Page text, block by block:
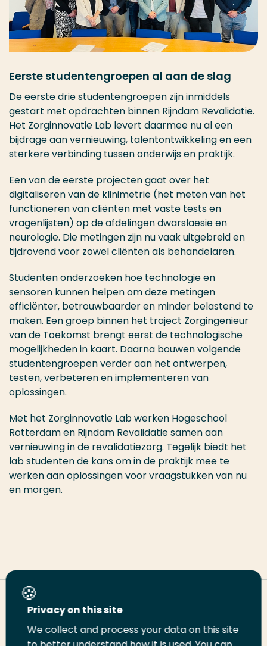
Eerste studentengroepen al aan de slag
De eerste drie studentengroepen zijn inmiddels
gestart met opdrachten binnen Rijndam Revalidatie.
Het Zorginnovatie Lab levert daarmee nu al een
bijdrage aan vernieuwing, talentontwikkeling en een
sterkere verbinding tussen onderwijs en praktijk.
Een van de eerste projecten gaat over het
digitaliseren van de klinimetrie (het meten van het
functioneren van cliënten met vaste tests en
vragenlijsten) op de afdelingen dwarslaesie en
neurologie. Die metingen zijn nu vaak uitgebreid en
tijdrovend voor zowel cliënten als behandelaren.
Studenten onderzoeken hoe technologie en
sensoren kunnen helpen om deze metingen
efficiënter, betrouwbaarder en minder belastend te
maken. Een groep binnen het traject Zorgingenieur
van de Toekomst brengt eerst de technologische
mogelijkheden in kaart. Daarna bouwen volgende
studentengroepen verder aan het ontwerpen,
testen, verbeteren en implementeren van
oplossingen.
Met het Zorginnovatie Lab werken Hogeschool
Rotterdam en Rijndam Revalidatie samen aan
vernieuwing in de revalidatiezorg. Tegelijk biedt het
lab studenten de kans om in de praktijk mee te
werken aan oplossingen voor vraagstukken van nu
en morgen.
Deel deze pagina
Privacy on this site
We collect and process your data on this site